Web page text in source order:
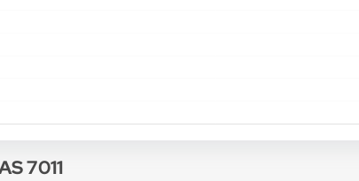
7011